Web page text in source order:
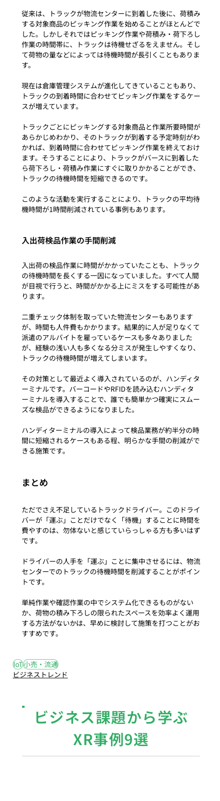
従来は、トラックが物流センターに到着した後に、荷積み
する対象商品のピッキング作業を始めることがほとんどで
した。しかしそれではピッキング作業や荷積み・荷下ろし
作業の時間帯に、トラックは待機せざるをえません。そし
て荷物の量などによっては待機時間が長引くこともありま
す。
現在は倉庫管理システムが進化してきていることもあり、
トラックの到着時間に合わせてピッキング作業をするケー
スが増えています。
トラックごとにピッキングする対象商品と作業所要時間が
あらかじめわかり、そのトラックが到着する予定時刻がわ
かれば、到着時間に合わせてピッキング作業を終えておけ
ます。そうすることにより、トラックがバースに到着した
ら荷下ろし・荷積み作業にすぐに取りかかることができ、
トラックの待機時間を短縮できるのです。
このような活動を実行することにより、トラックの平均待
入出荷検品作業の手間削減
入出荷の検品作業に時間がかかっていたことも、トラック
の待機時間を長くする一因になっていました。すべて人間
が目視で行うと、時間がかかる上にミスをする可能性があ
ります。
二重チェック体制を取っていた物流センターもあります
が、時間も人件費もかかります。結果的に人が足りなくて
派遣のアルバイトを雇っているケースも多々ありました
が、経験の浅い人も多くなる分ミスが発生しやすくなり、
トラックの待機時間が増えてしまいます。
その対策として最近よく導入されているのが、ハンディタ
ーミナルです。バーコードやRFIDを読み込むハンディタ
ーミナルを導入することで、誰でも簡単かつ確実にスムー
ズな検品ができるようになりました。
ハンディターミナルの導入によって検品業務が約半分の時
間に短縮されるケースもある程、明らかな手間の削減がで
まとめ
ただでさえ不足しているトラックドライバー。このドライ
バーが「運ぶ」ことだけでなく「待機」することに時間を
費やすのは、勿体ないと感じていらっしゃる方も多いはず
です。
ドライバーの人手を「運ぶ」ことに集中させるには、物流
センターでのトラックの待機時間を削減することがポイン
トです。
単純作業や確認作業の中でシステム化できるものがない
か、荷物の積み下ろしの限られたスペースを効率よく運用
する方法がないかは、早めに検討して施策を打つことがお
すすめです。
IoT小売・流通
ビジネストレンド
ビジネス課題から学ぶ
XR事例9選